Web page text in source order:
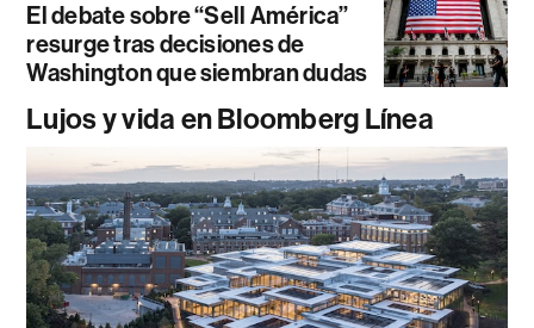
El debate sobre “Sell América”
resurge tras decisiones de
Washington que siembran dudas
Lujos y vida en Bloomberg Línea